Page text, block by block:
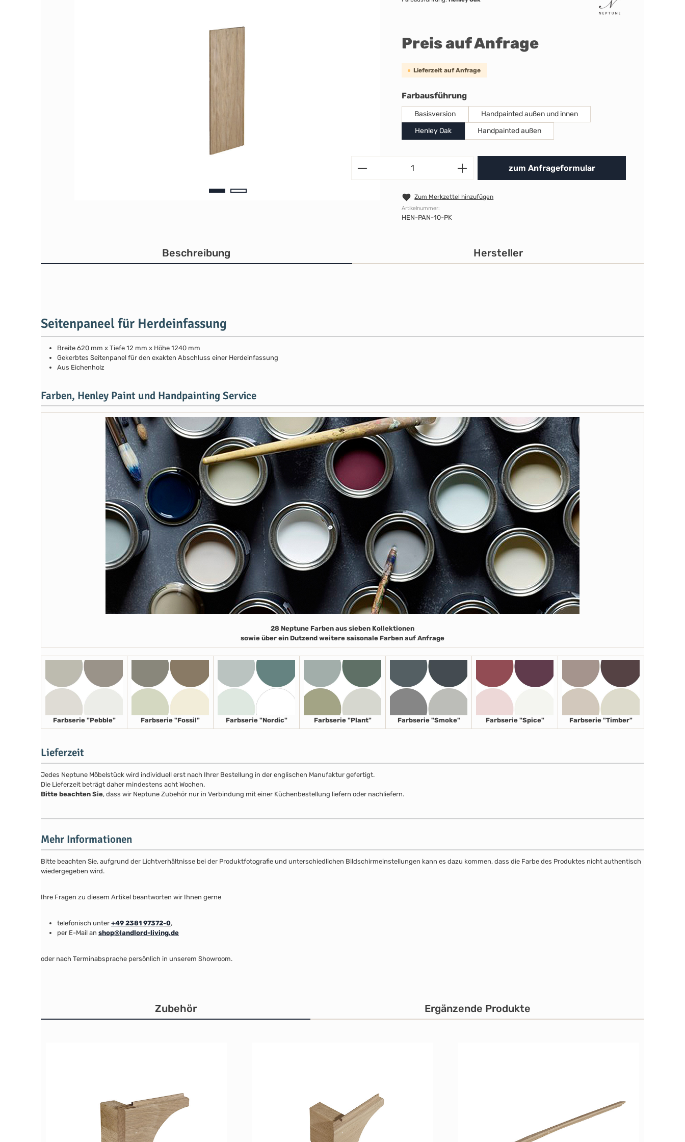
Preis auf Anfrage
Lieferzeit auf Anfrage
Farbausführungauswählen
Basisversion
Handpainted außen und innen
Henley Oak
Handpainted außen
Produkt Anzahl: Gib den
zum Anfrageformular
Zum Merkzettel hinzufügen
Artikelnummer:
HEN-PAN-10-PK
Beschreibung Hersteller
Seitenpaneel für Herdeinfassung
Breite 620 mm x Tiefe 12 mm x Höhe 1240 mm
Gekerbtes Seitenpanel für den exakten Abschluss einer Herdeinfassung
Aus Eichenholz
Farben, Henley Paint und Handpainting Service
28 Neptune Farben aus sieben Kollektionen
sowie über ein Dutzend weitere saisonale Farben auf Anfrage
Farbserie "Pebble" Farbserie "Fossil" Farbserie "Nordic" Farbserie "Plant" Farbserie "Smoke" Farbserie "Spice" Farbserie "Timber"
Lieferzeit
Jedes Neptune Möbelstück wird individuell erst nach Ihrer Bestellung in der englischen Manufaktur gefertigt.
Die Lieferzeit beträgt daher mindestens acht Wochen.
Bitte beachten Sie, dass wir Neptune Zubehör nur in Verbindung mit einer Küchenbestellung liefern oder nachliefern.
Mehr Informationen
Bitte beachten Sie, aufgrund der Lichtverhältnisse bei der Produktfotografie und unterschiedlichen Bildschirmeinstellungen kann es dazu kommen, dass die Farbe des Produktes nicht authentisch
wiedergegeben wird.
Ihre Fragen zu diesem Artikel beantworten wir Ihnen gerne
telefonisch unter +49 2381 97372-0,
per E-Mail an shop@landlord-living.de
oder nach Terminabsprache persönlich in unserem Showroom.
Zubehör Ergänzende Produkte